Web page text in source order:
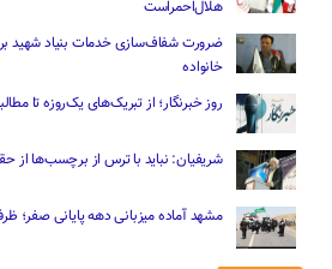
هلال‌احمراست
ضرورت شفاف‌سازی خدمات بنیاد شهید
خانواده
روز خبرنگار؛ از تبریک‌های یک‌روزه تا
شریفیان: نباید با ترس از برچسب‌ها
مشهد آماده میزبانی دهه پایانی صفر؛ ظرفیت اسکان